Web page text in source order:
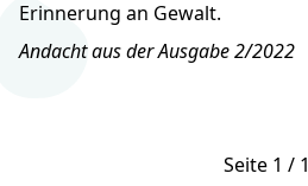
Erinnerung an Gewalt.
Andacht aus der Ausgabe 2/2022
Seite 1 / 1